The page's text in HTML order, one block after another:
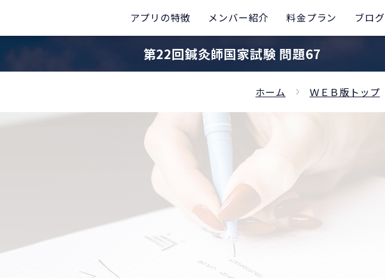
アプリの特徴 メンバー紹介 料金プラン ブログ
第22回鍼灸師国家試験 問題67
ホーム ＷＥＢ版トップ